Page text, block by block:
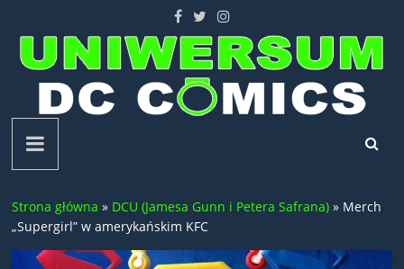
content
Uniwersum
DC
Comics
Strona główna » DCU (Jamesa Gunn i Petera Safrana) » Merch
„Supergirl” w amerykańskim KFC